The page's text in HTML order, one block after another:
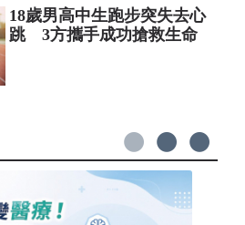
18歲男高中生跑步突失去心
跳 3方攜手成功搶救生命